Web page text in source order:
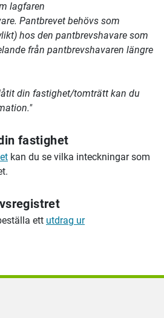
lagfaren
Pantbrevet behövs som
hos den pantbrevshavare som
från pantbrevshavaren längre
din fastighet/tomträtt kan du
fastighet
kan du se vilka inteckningar som
ett utdrag ur